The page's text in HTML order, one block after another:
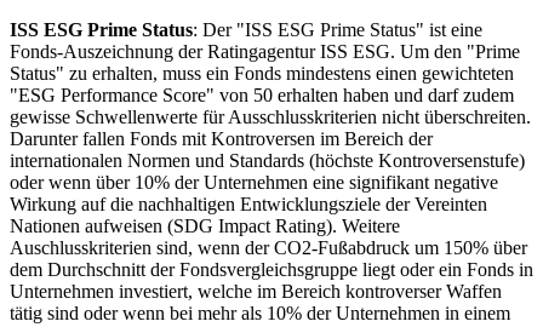
ISS ESG Prime Status: Der "ISS ESG Prime Status" ist eine
Fonds-Auszeichnung der Ratingagentur ISS ESG. Um den "Prime
Status" zu erhalten, muss ein Fonds mindestens einen gewichteten
"ESG Performance Score" von 50 erhalten haben und darf zudem
gewisse Schwellenwerte für Ausschlusskriterien nicht überschreiten.
Darunter fallen Fonds mit Kontroversen im Bereich der
internationalen Normen und Standards (höchste Kontroversenstufe)
oder wenn über 10% der Unternehmen eine signifikant negative
Wirkung auf die nachhaltigen Entwicklungsziele der Vereinten
Nationen aufweisen (SDG Impact Rating). Weitere
Auschlusskriterien sind, wenn der CO2-Fußabdruck um 150% über
dem Durchschnitt der Fondsvergleichsgruppe liegt oder ein Fonds in
Unternehmen investiert, welche im Bereich kontroverser Waffen
tätig sind oder wenn bei mehr als 10% der Unternehmen in einem